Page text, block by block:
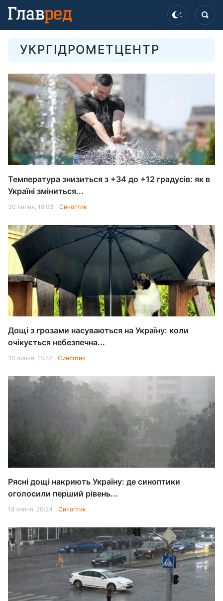
УКРГІДРОМЕТЦЕНТР
Температура знизиться з +34 до +12 градусів: як в
Україні зміниться...
30 липня, 18:03 Синоптик
Дощі з грозами насуваються на Україну: коли
очікується небезпечна...
20 липня, 15:57 Синоптик
Рясні дощі накриють Україну: де синоптики
оголосили перший рівень...
18 липня, 20:24 Синоптик